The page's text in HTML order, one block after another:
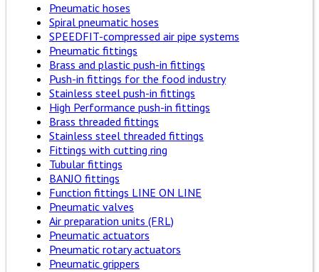
Pneumatic hoses
Spiral pneumatic hoses
SPEEDFIT-compressed air pipe systems
Pneumatic fittings
Brass and plastic push-in fittings
Push-in fittings for the food industry
Stainless steel push-in fittings
High Performance push-in fittings
Brass threaded fittings
Stainless steel threaded fittings
Fittings with cutting ring
Tubular fittings
BANJO fittings
Function fittings LINE ON LINE
Pneumatic valves
Air preparation units (FRL)
Pneumatic actuators
Pneumatic rotary actuators
Pneumatic grippers